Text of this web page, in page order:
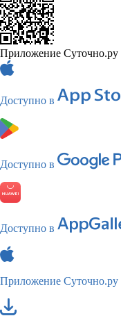
Приложение Суточно.ру
Доступно в
Доступно в
Доступно в
Приложение Суточно.ру